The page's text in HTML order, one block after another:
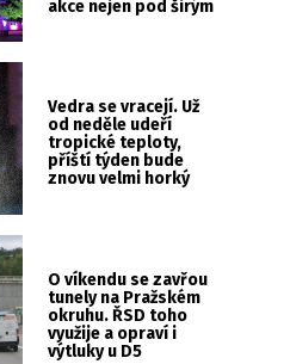
akce nejen pod širým
Vedra se vracejí. Už
od neděle udeří
tropické teploty,
příští týden bude
znovu velmi horký
O víkendu se zavřou
tunely na Pražském
okruhu. ŘSD toho
využije a opraví i
výtluky u D5